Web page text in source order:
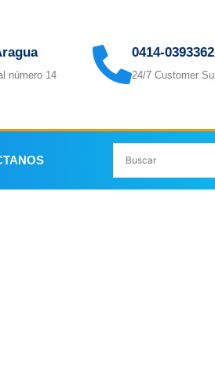
número 14
0414-0393362
24/7 Customer